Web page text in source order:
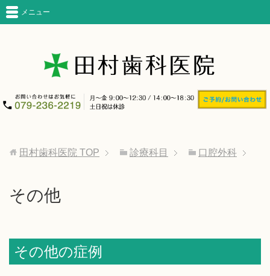
メニュー
田村歯科医院 TOP 診療科目 口腔外科
その他
その他の症例